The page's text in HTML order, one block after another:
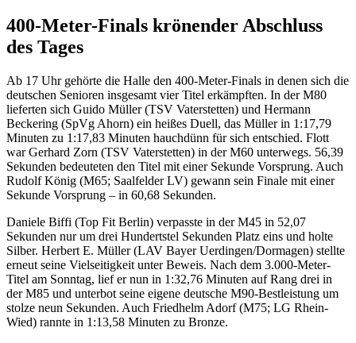
400-Meter-Finals krönender Abschluss
des Tages
Ab 17 Uhr gehörte die Halle den 400-Meter-Finals in denen sich die
deutschen Senioren insgesamt vier Titel erkämpften. In der M80
lieferten sich Guido Müller (TSV Vaterstetten) und Hermann
Beckering (SpVg Ahorn) ein heißes Duell, das Müller in 1:17,79
Minuten zu 1:17,83 Minuten hauchdünn für sich entschied. Flott
war Gerhard Zorn (TSV Vaterstetten) in der M60 unterwegs. 56,39
Sekunden bedeuteten den Titel mit einer Sekunde Vorsprung. Auch
Rudolf König (M65; Saalfelder LV) gewann sein Finale mit einer
Sekunde Vorsprung – in 60,68 Sekunden.
Daniele Biffi (Top Fit Berlin) verpasste in der M45 in 52,07
Sekunden nur um drei Hundertstel Sekunden Platz eins und holte
Silber. Herbert E. Müller (LAV Bayer Uerdingen/Dormagen) stellte
erneut seine Vielseitigkeit unter Beweis. Nach dem 3.000-Meter-
Titel am Sonntag, lief er nun in 1:32,76 Minuten auf Rang drei in
der M85 und unterbot seine eigene deutsche M90-Bestleistung um
stolze neun Sekunden. Auch Friedhelm Adorf (M75; LG Rhein-
Wied) rannte in 1:13,58 Minuten zu Bronze.